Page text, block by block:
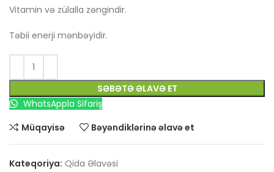
Vitamin və zülalla zəngindir.
Təbii enerji mənbəyidir.
SƏBƏTƏ ƏLAVƏ ET
WhatsAppla Sifariş
Müqayisə
Bəyəndiklərinə əlavə et
Kateqoriya: Qida Əlavəsi